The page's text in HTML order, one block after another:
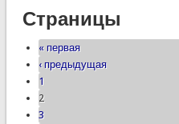
Страницы
« первая
‹ предыдущая
1
2
3